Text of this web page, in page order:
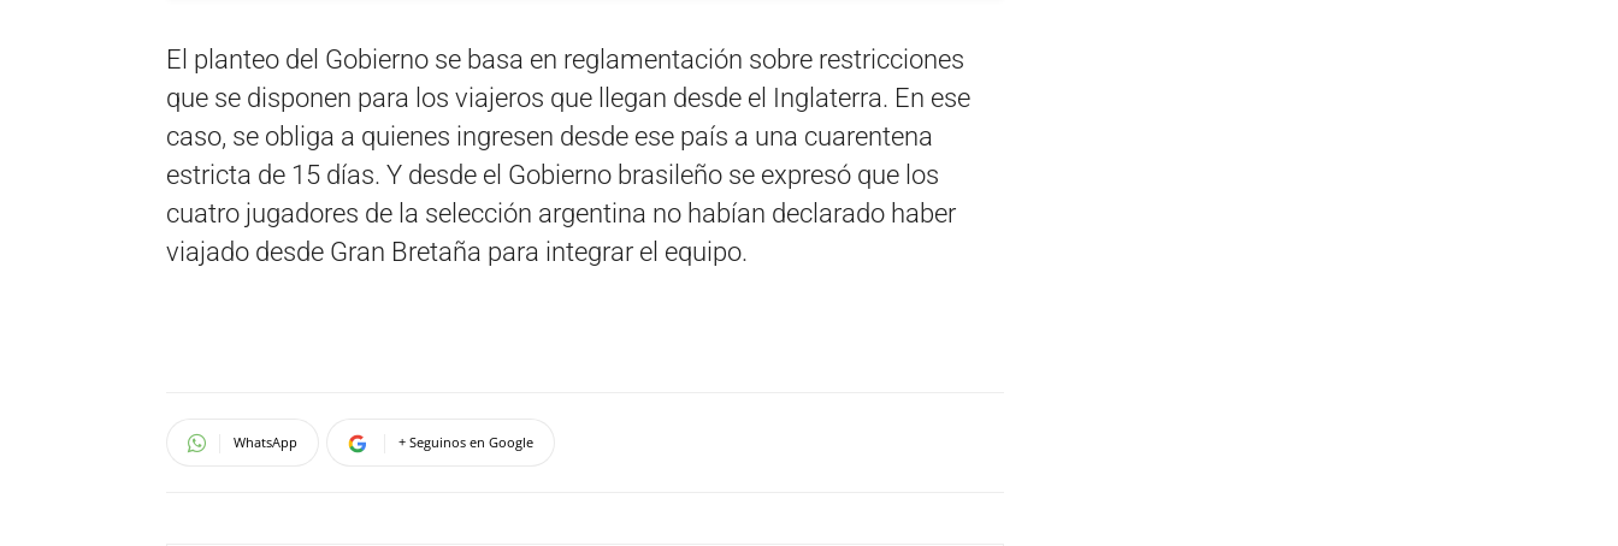
El planteo del Gobierno se basa en reglamentación sobre restricciones
que se disponen para los viajeros que llegan desde el Inglaterra. En ese
caso, se obliga a quienes ingresen desde ese país a una cuarentena
estricta de 15 días. Y desde el Gobierno brasileño se expresó que los
cuatro jugadores de la selección argentina no habían declarado haber
viajado desde Gran Bretaña para integrar el equipo.
WhatsApp + Seguinos en Google